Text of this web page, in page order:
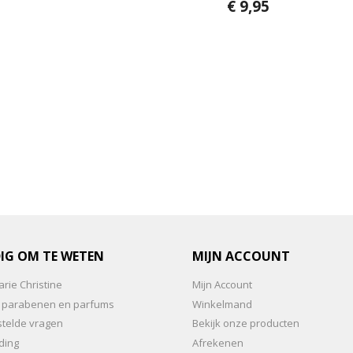
€ 9,95
OM TE WETEN
Christine
parabenen en parfums
vragen
MIJN ACCOUNT
Mijn Account
Winkelmand
Bekijk onze producten
Afrekenen